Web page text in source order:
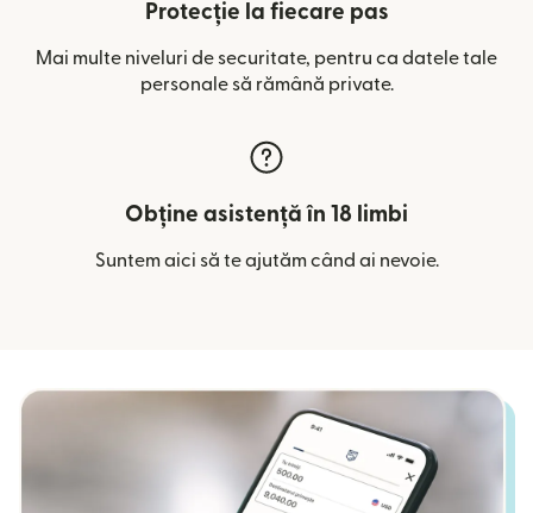
Protecție la fiecare pas
Mai multe niveluri de securitate, pentru ca datele tale
personale să rămână private.
Obține asistență în 18 limbi
Suntem aici să te ajutăm când ai nevoie.